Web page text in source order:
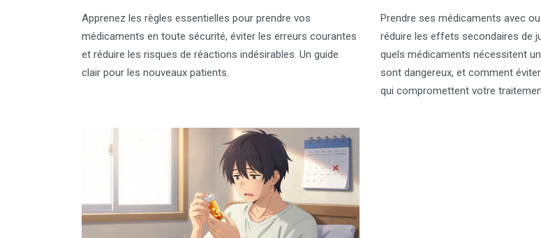
Apprenez les règles essentielles pour prendre vos
médicaments en toute sécurité, éviter les erreurs courantes
et réduire les risques de réactions indésirables. Un guide
clair pour les nouveaux patients.
Prendre ses médicaments avec
réduire les effets secondaires de
quels médicaments nécessitent
sont dangereux, et comment
qui compromettent votre